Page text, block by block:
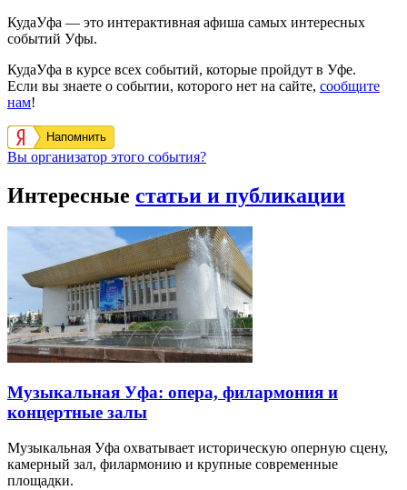
КудаУфа — это интерактивная афиша самых интересных
событий Уфы.
КудаУфа в курсе всех событий, которые пройдут в Уфе.
Если вы знаете о событии, которого нет на сайте, сообщите
нам!
Напомнить
Вы организатор этого события?
Интересные статьи и публикации
Музыкальная Уфа: опера, филармония и
концертные залы
Музыкальная Уфа охватывает историческую оперную сцену,
камерный зал, филармонию и крупные современные
площадки.